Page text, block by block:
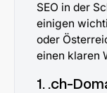
SEO in der
einigen
oder
einen klaren
1. .ch-